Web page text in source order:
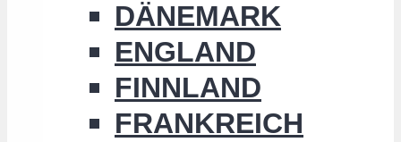
DÄNEMARK
ENGLAND
FINNLAND
FRANKREICH